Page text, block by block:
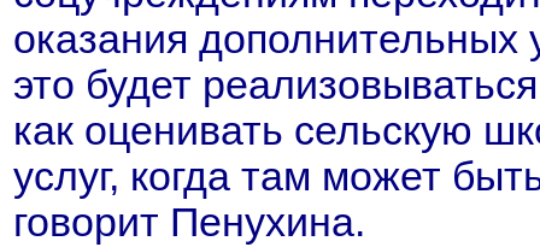
оказания дополнительных
это будет
как оценивать сельскую
услуг, когда там может
говорит Пенухина.